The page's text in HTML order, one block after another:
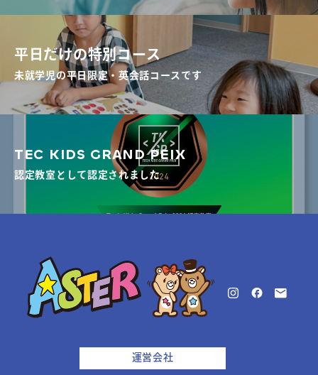
平日だけの特別コース
未就学児の平日限定・英会話コースです
TEC KIDS GRAND PEIX
認定教室として認定されました
運営会社